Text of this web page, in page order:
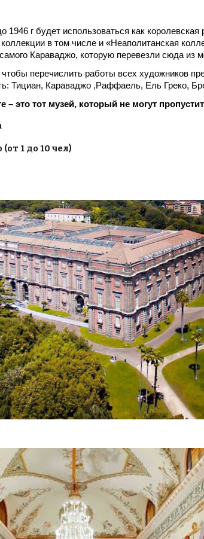
1946 г будет использоваться как
в том числе и «Неаполитанская
Караваджо, которую перевезли сюда из
перечислить работы всех художников
Тициан, Караваджо ,Раффаель, Ель Греко,
– это тот музей, который не могут
1 до 10 чел)